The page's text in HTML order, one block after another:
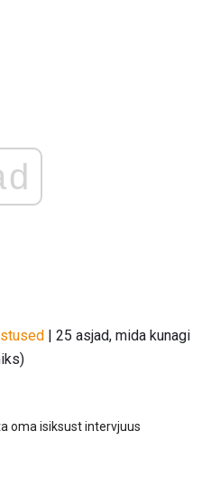
| 25 asjad, mida kunagi
oma isiksust intervjuus